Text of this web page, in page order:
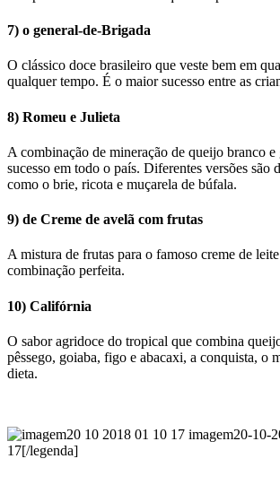
7) o general-de-Brigada
O clássico doce brasileiro que veste bem em
qualquer tempo. É o maior sucesso entre as
8) Romeu e Julieta
A combinação de mineração de queijo branco e
sucesso em todo o país. Diferentes versões são
como o brie, ricota e muçarela de búfala.
9) de Creme de avelã com frutas
A mistura de frutas para o famoso creme de
combinação perfeita.
10) Califórnia
O sabor agridoce do tropical que combina
pêssego, goiaba, figo e abacaxi, a conquista, o
dieta.
imagem20-10-
17[/legenda]